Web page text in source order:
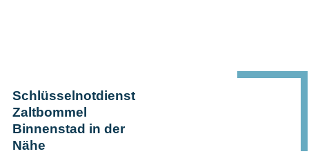
Schlüsselnotdienst
Zaltbommel
Binnenstad in der
Nähe